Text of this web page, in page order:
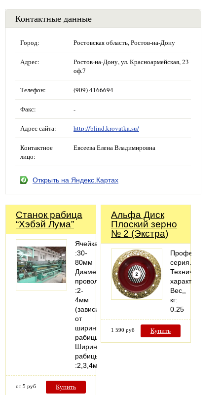
Контактные данные
Город: Ростовская область, Ростов-на-Дону
Адрес:
Ростов-на-Дону, ул. Красноармейская, 23
оф.7
Телефон: (909) 4166694
Факс: -
Адрес сайта: http://blind.krovatka.su/
Контактное
лицо:
Евсеева Елена Владимировна
Открыть на Яндекс.Картах
Станок рабица
“Хэбэй Лума”
Ячейка
:30-
80мм
Диаметр
проволоки
:2-
4мм
(зависит
от
ширины
рабицы)
Ширина
рабицы
:2,3,4м
от 5 руб Купить
Альфа Диск
Плоский зерно
№ 2 (Экстра)
серия.
Технические
характеристики
Вес,,
кг:
0.25
1 590 руб Купить